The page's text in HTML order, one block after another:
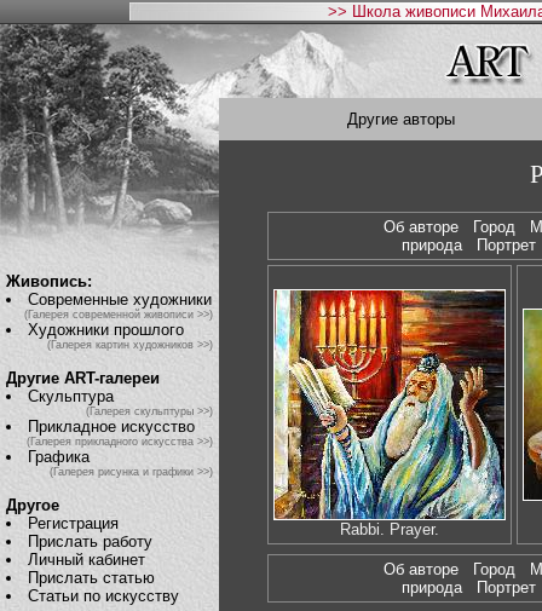
>> Школа живописи
Живопись:
Современные художники
(Галерея современной живописи >>)
Художники прошлого
(Галерея картин художников >>)
Другие ART-галереи
Скульптура
(Галерея скульптуры >>)
Прикладное искусство
(Галерея прикладного искусства >>)
Графика
(Галерея рисунка и графики >>)
Другое
Регистрация
Прислать работу
Личный кабинет
Прислать статью
Статьи по искусству
Другие авторы
Об авторе Город
природа
Rabbi. Prayer.
Об авторе Город
природа